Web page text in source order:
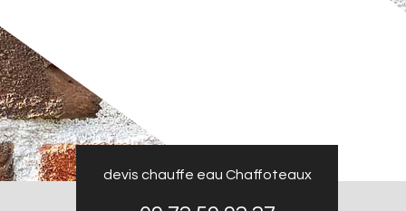
devis chauffe eau Chaffoteaux